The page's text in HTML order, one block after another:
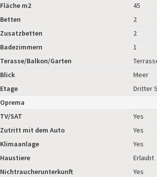
Fläche m2
45
Betten
2
Zusatzbetten
2
Badezimmern
1
Terasse/Balkon/Garten
Blick
Meer
Etage
Dritter
Oprema
TV/SAT
Yes
Zutritt mit dem Auto
Yes
Klimaanlage
Yes
Haustiere
Erlaubt
Nichtraucherunterkunft
Yes